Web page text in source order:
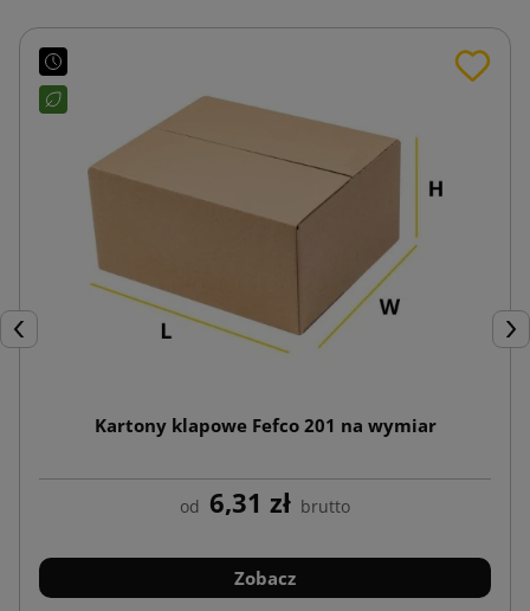
Poprzedni
Kartony klapowe Fefco 201 na wymiar
od 6,31 zł brutto
Zobacz